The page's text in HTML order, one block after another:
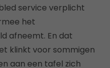
service verplicht
het
afneemt. En dat
klinkt voor sommigen
aan een tafel zich